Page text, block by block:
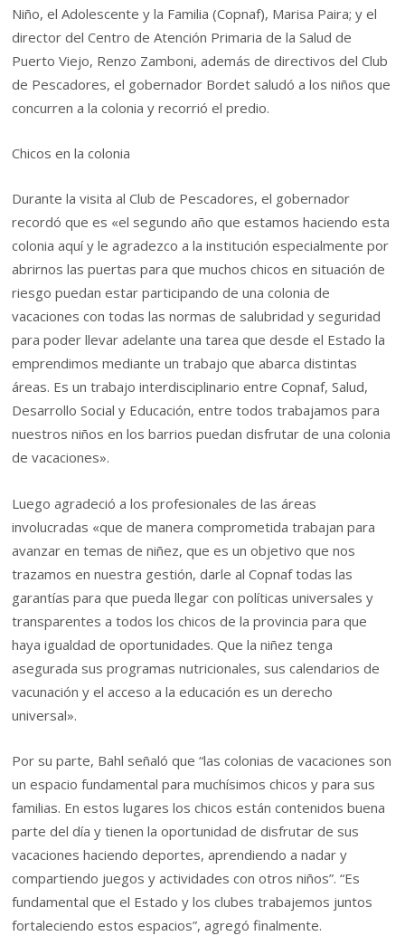
Niño, el Adolescente y la Familia (Copnaf), Marisa Paira; y el
director del Centro de Atención Primaria de la Salud de
Puerto Viejo, Renzo Zamboni, además de directivos del Club
de Pescadores, el gobernador Bordet saludó a los niños que
concurren a la colonia y recorrió el predio.
Chicos en la colonia
Durante la visita al Club de Pescadores, el gobernador
recordó que es «el segundo año que estamos haciendo esta
colonia aquí y le agradezco a la institución especialmente por
abrirnos las puertas para que muchos chicos en situación de
riesgo puedan estar participando de una colonia de
vacaciones con todas las normas de salubridad y seguridad
para poder llevar adelante una tarea que desde el Estado la
emprendimos mediante un trabajo que abarca distintas
áreas. Es un trabajo interdisciplinario entre Copnaf, Salud,
Desarrollo Social y Educación, entre todos trabajamos para
nuestros niños en los barrios puedan disfrutar de una colonia
de vacaciones».
Luego agradeció a los profesionales de las áreas
involucradas «que de manera comprometida trabajan para
avanzar en temas de niñez, que es un objetivo que nos
trazamos en nuestra gestión, darle al Copnaf todas las
garantías para que pueda llegar con políticas universales y
transparentes a todos los chicos de la provincia para que
haya igualdad de oportunidades. Que la niñez tenga
asegurada sus programas nutricionales, sus calendarios de
vacunación y el acceso a la educación es un derecho
universal».
Por su parte, Bahl señaló que “las colonias de vacaciones son
un espacio fundamental para muchísimos chicos y para sus
familias. En estos lugares los chicos están contenidos buena
parte del día y tienen la oportunidad de disfrutar de sus
vacaciones haciendo deportes, aprendiendo a nadar y
compartiendo juegos y actividades con otros niños”. “Es
fundamental que el Estado y los clubes trabajemos juntos
fortaleciendo estos espacios”, agregó finalmente.